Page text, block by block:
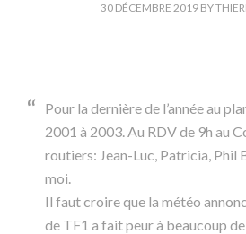
30 DÉCEMBRE 2019BY
Pour la dernière de l’année au
2001 à 2003. Au RDV de 9h au
routiers: Jean-Luc, Patricia, Phil
moi.
Il faut croire que la météo
de TF1 a fait peur à beaucoup